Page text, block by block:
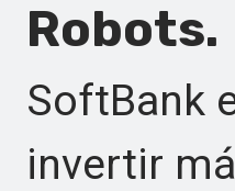
Robots.
SoftBank
invertir